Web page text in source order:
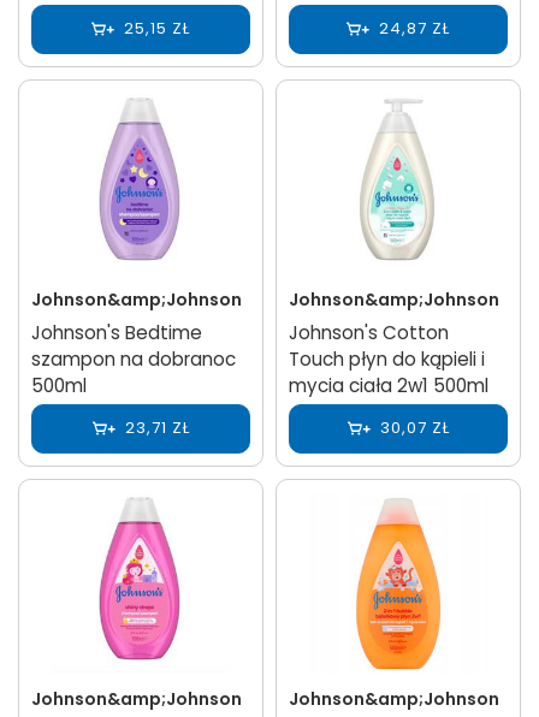
25,15 ZŁ 24,87 ZŁ
Johnson&amp;Johnson
Johnson's Bedtime
szampon na dobranoc
500ml
23,71 ZŁ
Johnson&amp;Johnson
Johnson's Cotton
Touch płyn do kąpieli i
mycia ciała 2w1 500ml
30,07 ZŁ
Johnson&amp;Johnson Johnson&amp;Johnson